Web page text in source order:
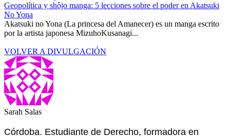
Geopolítica y shôjo manga: 5 lecciones sobre el poder en Akatsuki
No Yona
Akatsuki no Yona (La princesa del Amanecer) es un manga escrito
por la artista japonesa MizuhoKusanagi...
VOLVER A DIVULGACIÓN
Sarah Salas
Córdoba. Estudiante de Derecho, formadora en